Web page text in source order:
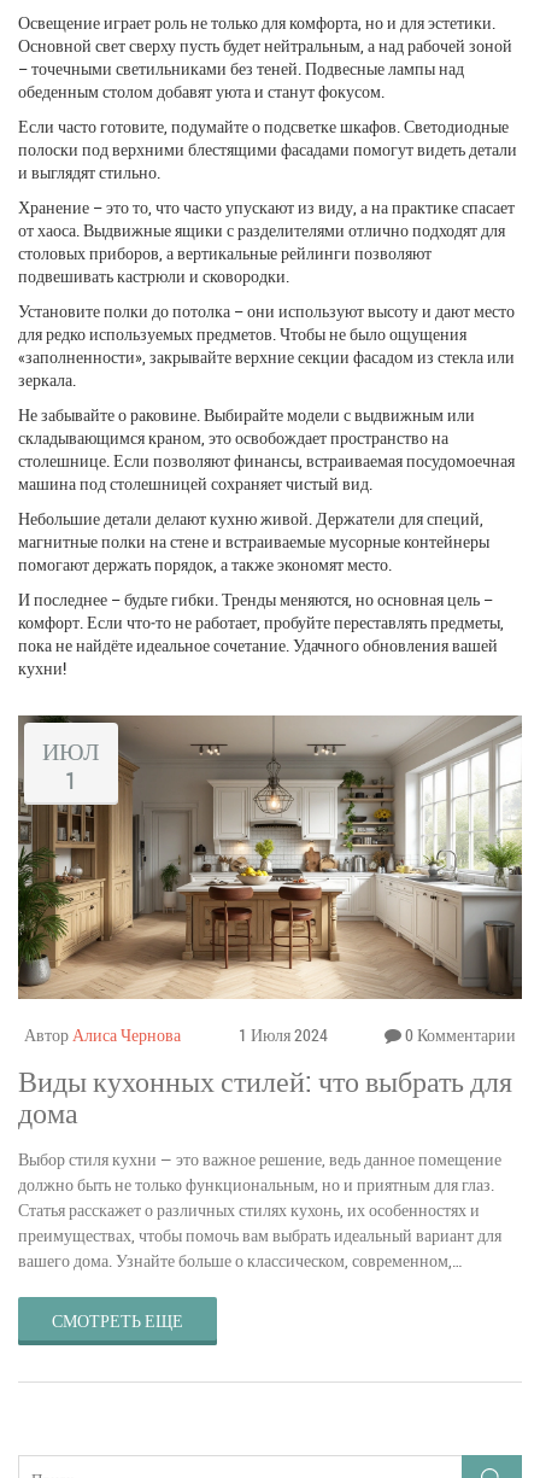
Освещение играет роль не только для комфорта, но и для эстетики.
Основной свет сверху пусть будет нейтральным, а над рабочей зоной
– точечными светильниками без теней. Подвесные лампы над
обеденным столом добавят уюта и станут фокусом.
Если часто готовите, подумайте о подсветке шкафов. Светодиодные
полоски под верхними блестящими фасадами помогут видеть детали
и выглядят стильно.
Хранение – это то, что часто упускают из виду, а на практике спасает
от хаоса. Выдвижные ящики с разделителями отлично подходят для
столовых приборов, а вертикальные рейлинги позволяют
подвешивать кастрюли и сковородки.
Установите полки до потолка – они используют высоту и дают место
для редко используемых предметов. Чтобы не было ощущения
«заполненности», закрывайте верхние секции фасадом из стекла или
зеркала.
Не забывайте о раковине. Выбирайте модели с выдвижным или
складывающимся краном, это освобождает пространство на
столешнице. Если позволяют финансы, встраиваемая посудомоечная
машина под столешницей сохраняет чистый вид.
Небольшие детали делают кухню живой. Держатели для специй,
магнитные полки на стене и встраиваемые мусорные контейнеры
помогают держать порядок, а также экономят место.
И последнее – будьте гибки. Тренды меняются, но основная цель –
комфорт. Если что‑то не работает, пробуйте переставлять предметы,
пока не найдёте идеальное сочетание. Удачного обновления вашей
кухни!
ИЮЛ
1
АвторАлиса Чернова 1 Июля 2024 0 Комментарии
Виды кухонных стилей: что выбрать для
дома
Выбор стиля кухни — это важное решение, ведь данное помещение
должно быть не только функциональным, но и приятным для глаз.
Статья расскажет о различных стилях кухонь, их особенностях и
преимуществах, чтобы помочь вам выбрать идеальный вариант для
вашего дома. Узнайте больше о классическом, современном,
СМОТРЕТЬ ЕЩЕ